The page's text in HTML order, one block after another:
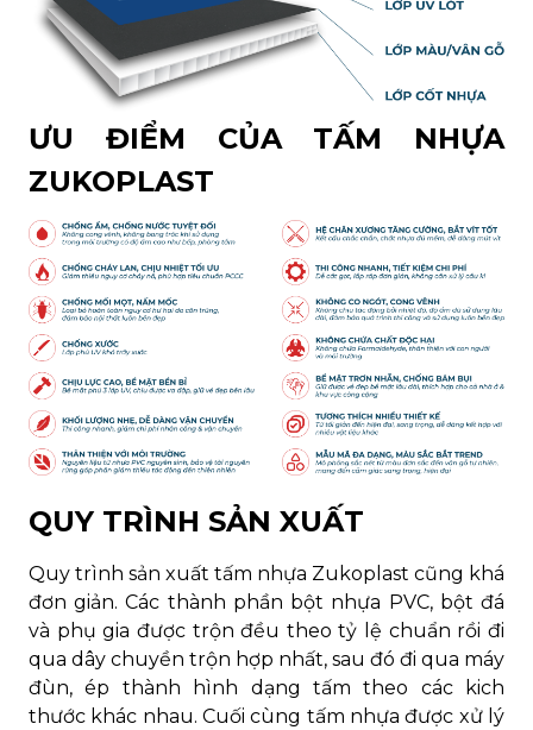
ƯU ĐIỂM CỦA TẤM NHỰA
ZUKOPLAST
QUY TRÌNH SẢN XUẤT
Quy trình sản xuất tấm nhựa Zukoplast cũng khá
đơn giản. Các thành phần bột nhựa PVC, bột đá
và phụ gia được trộn đều theo tỷ lệ chuẩn rồi đi
qua dây chuyền trộn hợp nhất, sau đó đi qua máy
đùn, ép thành hình dạng tấm theo các kich
thước khác nhau. Cuối cùng tấm nhựa được xử lý